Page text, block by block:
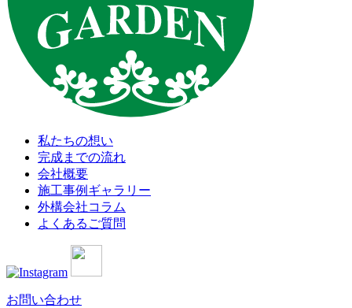
私たちの想い
完成までの流れ
会社概要
施工事例ギャラリー
外構会社コラム
よくあるご質問
お問い合わせ